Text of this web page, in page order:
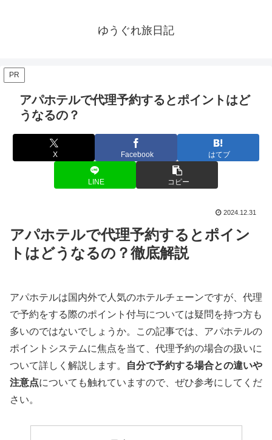
ゆうぐれ旅日記
PR
アパホテルで代理予約するとポイントはど
うなるの？
X Facebook はてブ
LINE コピー
2024.12.31
アパホテルで代理予約するとポイン
トはどうなるの？徹底解説
アパホテルは国内外で人気のホテルチェーンですが、代理
で予約をする際のポイント付与については疑問を持つ方も
多いのではないでしょうか。この記事では、アパホテルの
ポイントシステムに焦点を当て、代理予約の場合の扱いに
ついて詳しく解説します。
自分で予約する場合との違いや
注意点についても触れていますので、ぜひ参考にしてくだ
さい。